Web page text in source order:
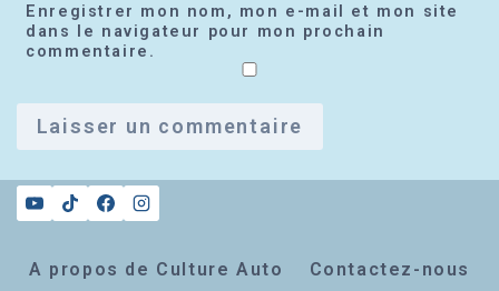
Enregistrer mon nom, mon e-mail et mon site
dans le navigateur pour mon prochain
commentaire.
A propos de Culture Auto Contactez-nous